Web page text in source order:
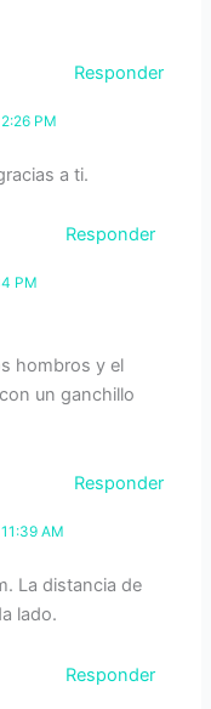
Responder
PM
a ti.
Responder
PM
hombros y el
un ganchillo
Responder
AM
La distancia de
lado.
Responder